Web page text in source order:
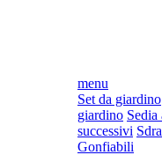
menu
Set da giardino
giardino
successivi
Gonfiabili